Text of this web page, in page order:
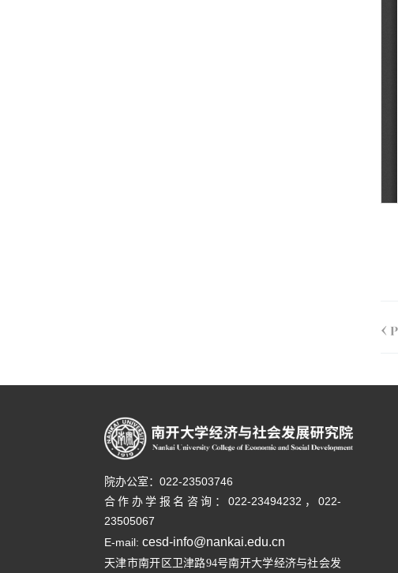
<
院办公室：022-23503746
合作办学报名咨询：022-23494232，022-
23505067
E-mail: cesd-info@nankai.edu.cn
天津市南开区卫津路94号南开大学经济与社会发